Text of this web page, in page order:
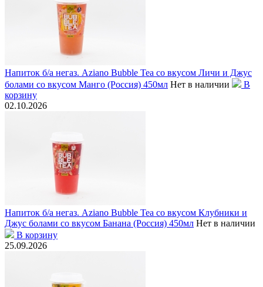
Напиток б/а негаз. Aziano Bubble Tea со вкусом Личи и Джус
болами со вкусом Манго (Россия) 450мл Нет в наличии
В
корзину
02.10.2026
Напиток б/а негаз. Aziano Bubble Tea cо вкусом Клубники и
Джус болами со вкусом Банана (Россия) 450мл Нет в наличии
В корзину
25.09.2026